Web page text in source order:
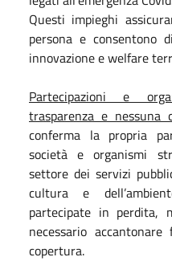
Questi impieghi
persona e consentono
innovazione e welfare
Partecipazioni e
trasparenza e nessuna
conferma la propria
società e organismi
settore dei servizi
cultura e
partecipate in perdita,
necessario
copertura.